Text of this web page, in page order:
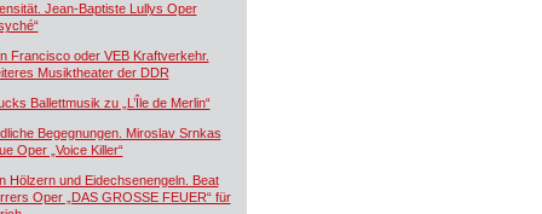
Jean-Baptiste Lullys Oper
Francisco oder VEB Kraftverkehr.
Musiktheater der DDR
Ballettmusik zu „L’Île de Merlin“
Begegnungen. Miroslav Srnkas
Oper „Voice Killer“
Hölzern und Eidechsenengeln. Beat
Oper „DAS GROSSE FEUER“ für